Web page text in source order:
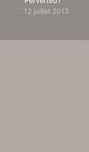
12 juillet 2013